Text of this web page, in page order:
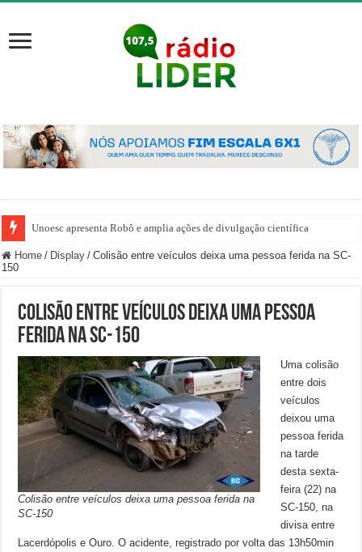
Unoesc apresenta Robô e amplia ações de divulgação científica
Home / Display / Colisão entre veículos deixa uma pessoa ferida na SC-
150
Colisão entre veículos deixa uma pessoa
ferida na SC-150
Colisão entre veículos deixa uma pessoa ferida na
SC-150
Uma colisão
entre dois
veículos
deixou uma
pessoa ferida
na tarde
desta sexta-
feira (22) na
SC-150, na
divisa entre
Lacerdópolis e Ouro. O acidente, registrado por volta das 13h50min